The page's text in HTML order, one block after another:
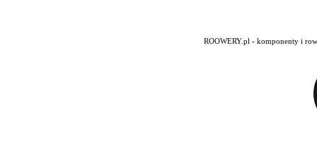
ROOWERY.pl - komponenty i